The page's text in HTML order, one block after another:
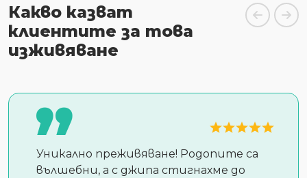
Какво казват
клиентите за това
изживяване
Уникално преживяване! Родопите са
вълшебни, а с джипа стигнахме до